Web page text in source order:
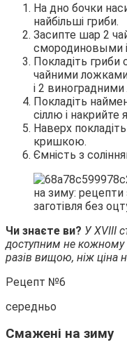
На дно бочки
найбільші гриби.
Засипте шар 2
смородиновыми
Покладіть гриби
чайними
і 2
Покладіть
сіллю і накрийте
Наверх
кришкою.
Ємність з
Чи знаєте ви? У XVIII
доступним не кожному
разів вищою, ніж ціна
Рецепт №6
середньо
Смажені на зиму